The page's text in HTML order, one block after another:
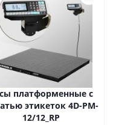
платформенные с
этикеток 4D-PM-
12/12_RP